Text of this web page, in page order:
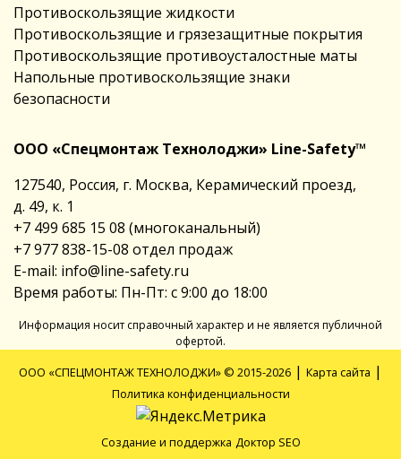
Противоскользящие жидкости
Противоскользящие и грязезащитные покрытия
Противоскользящие противоусталостные маты
Напольные противоскользящие знаки
безопасности
ООО «Спецмонтаж Технолоджи» Line-Safety™
127540, Россия, г. Москва, Керамический проезд,
д. 49, к. 1
+7 499 685 15 08 (многоканальный)
+7 977 838-15-08 отдел продаж
E-mail: info@line-safety.ru
Время работы: Пн-Пт: с 9:00 до 18:00
Информация носит справочный характер и не является публичной
офертой.
ООО «СПЕЦМОНТАЖ ТЕХНОЛОДЖИ» © 2015-2026 | Карта сайта |
Политика конфиденциальности
Создание и поддержка Доктор SEO